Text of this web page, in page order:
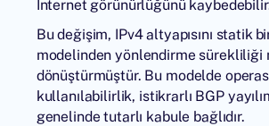
İnternet görünürlüğünü
Bu değişim, IPv4 altyapısını statik
modelinden yönlendirme sürekliliği
dönüştürmüştür. Bu modelde
kullanılabilirlik, istikrarlı BGP
genelinde tutarlı kabule bağlıdır.